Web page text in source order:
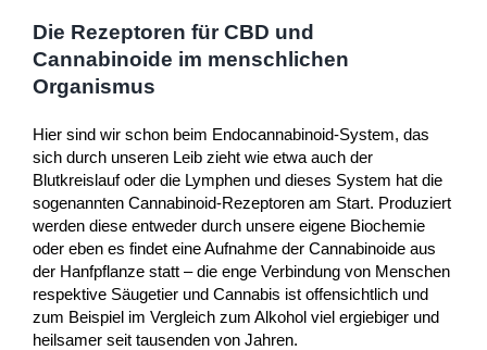
Die Rezeptoren für CBD und
Cannabinoide im menschlichen
Organismus
Hier sind wir schon beim Endocannabinoid-System, das
sich durch unseren Leib zieht wie etwa auch der
Blutkreislauf oder die Lymphen und dieses System hat die
sogenannten Cannabinoid-Rezeptoren am Start. Produziert
werden diese entweder durch unsere eigene Biochemie
oder eben es findet eine Aufnahme der Cannabinoide aus
der Hanfpflanze statt – die enge Verbindung von Menschen
respektive Säugetier und Cannabis ist offensichtlich und
zum Beispiel im Vergleich zum Alkohol viel ergiebiger und
heilsamer seit tausenden von Jahren.